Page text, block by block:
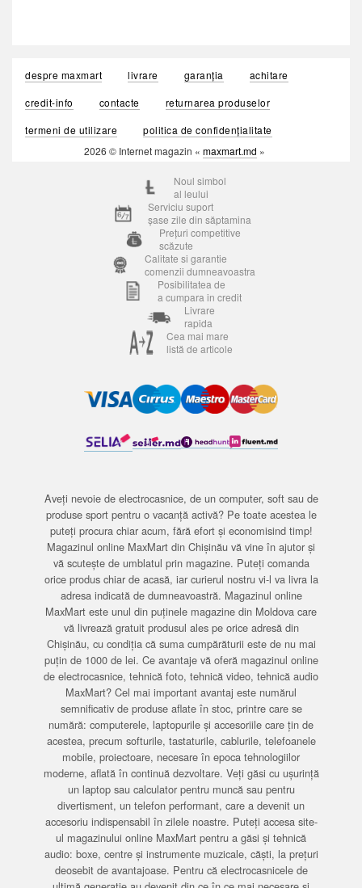
despre maxmart livrare garanția
achitare
credit-info
contacte
returnarea produselor
termeni de utilizare
politica de confidențialitate
2026 © Internet magazin « maxmart.md »
Noul simbol
al leului
Serviciu suport
șase zile din săptamina
Prețuri competitive
scăzute
Calitate si garantie
comenzii dumneavoastra
Posibilitatea de
a cumpara in credit
Livrare
rapida
Cea mai mare
listă de articole
Aveți nevoie de electrocasnice, de un computer, soft sau de
produse sport pentru o vacanță activă? Pe toate acestea le
puteți procura chiar acum, fără efort și economisind timp!
Magazinul online MaxMart din Chișinău vă vine în ajutor și
vă scutește de umblatul prin magazine. Puteți comanda
orice produs chiar de acasă, iar curierul nostru vi-l va livra la
adresa indicată de dumneavoastră. Magazinul online
MaxMart este unul din puținele magazine din Moldova care
vă livrează gratuit produsul ales pe orice adresă din
Chișinău, cu condiția că suma cumpărăturii este de nu mai
puțin de 1000 de lei. Ce avantaje vă oferă magazinul online
de electrocasnice, tehnică foto, tehnică video, tehnică audio
MaxMart? Cel mai important avantaj este numărul
semnificativ de produse aflate în stoc, printre care se
numără: computerele, laptopurile și accesoriile care țin de
acestea, precum softurile, tastaturile, cablurile, telefoanele
mobile, proiectoare, necesare în epoca tehnologiilor
moderne, aflată în continuă dezvoltare. Veți găsi cu ușurință
un laptop sau calculator pentru muncă sau pentru
divertisment, un telefon performant, care a devenit un
accesoriu indispensabil în zilele noastre. Puteți accesa site-
ul magazinului online MaxMart pentru a găsi și tehnică
audio: boxe, centre și instrumente muzicale, căști, la prețuri
deosebit de avantajoase. Pentru că electrocasnicele de